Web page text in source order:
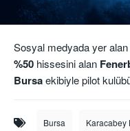
Sosyal medyada yer
%50 hissesini alan
Bursaekibiyle pilot
Bursa Karacabey